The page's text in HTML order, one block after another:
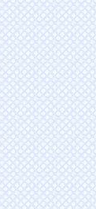
躍
で論破される
ｗｗｗ
の…？」ワイ「
絶www